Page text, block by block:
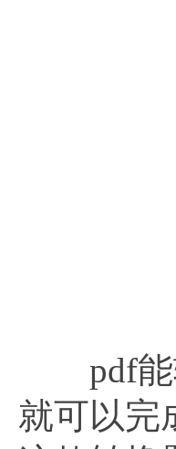
pdf能转
就可以完